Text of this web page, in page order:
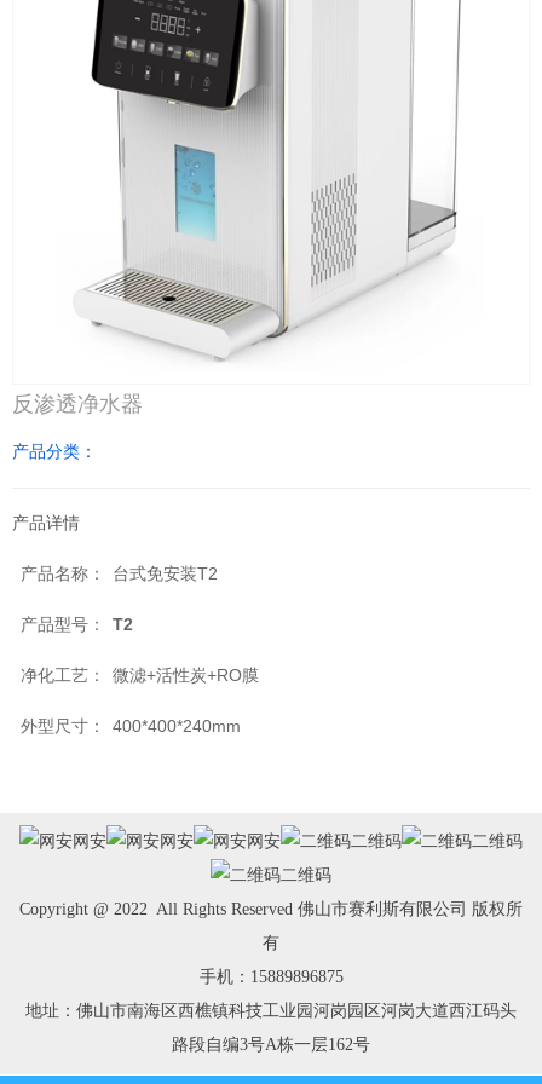
反渗透净水器
产品分类：
产品详情
产品名称： 台式免安装T2
产品型号： T2
净化工艺： 微滤+活性炭+RO膜
外型尺寸： 400*400*240mm
网安 网安 网安 二维码
二维码
二维码
Copyright @ 2022 All Rights Reserved 佛山市赛利斯有限公司 版权所
有
手机：15889896875
地址：佛山市南海区西樵镇科技工业园河岗园区河岗大道西江码头
路段自编3号A栋一层162号